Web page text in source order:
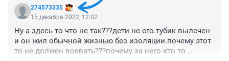
трое детей. Сразу бы написала, что у мужа туберкулез,
чего не лечила до этого?
274573335
15 декабря 2022, 12:02
Ну а здесь то что не так???дети не его.тубик вылечен
и он жил обычной жизнью без изоляции.почему этот
то не должен воевать???почему за него кто то